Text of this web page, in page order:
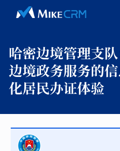
哈密边境管理支队
边境政务服务的
化居民办证体验